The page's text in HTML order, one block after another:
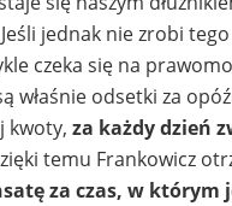
jednak nie zrobi
czeka się na
właśnie odsetki za
kwoty, za każdy dzień
temu Frankowicz
za czas, w którym